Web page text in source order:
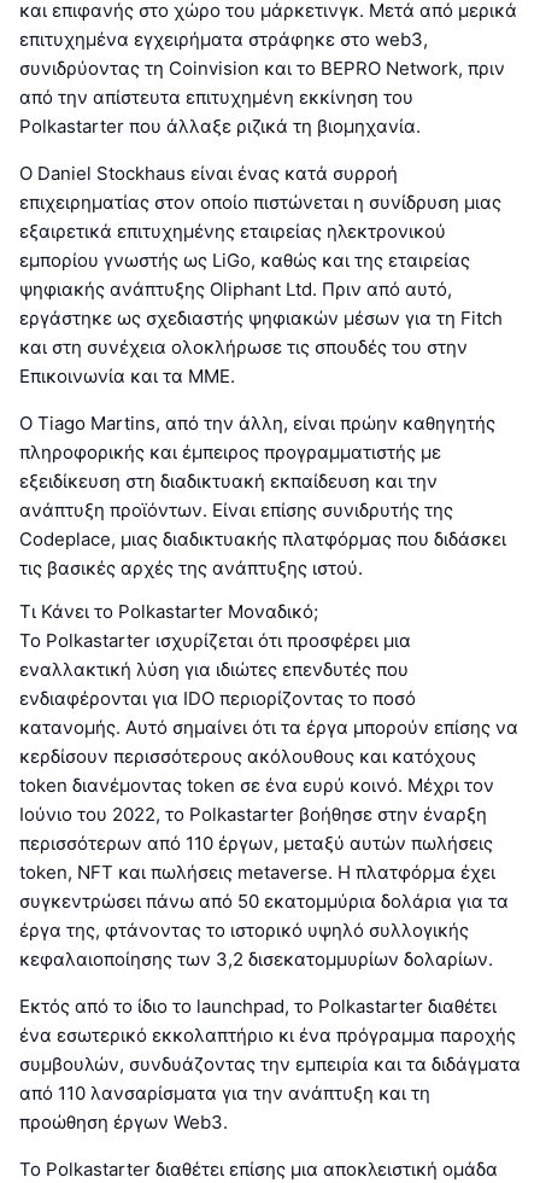
και επιφανής στο χώρο του μάρκετινγκ. Μετά από μερικά
επιτυχημένα εγχειρήματα στράφηκε στο web3,
συνιδρύοντας τη Coinvision και το BEPRO Network, πριν
από την απίστευτα επιτυχημένη εκκίνηση του
Polkastarter που άλλαξε ριζικά τη βιομηχανία.
Ο Daniel Stockhaus είναι ένας κατά συρροή
επιχειρηματίας στον οποίο πιστώνεται η συνίδρυση μιας
εξαιρετικά επιτυχημένης εταιρείας ηλεκτρονικού
εμπορίου γνωστής ως LiGo, καθώς και της εταιρείας
ψηφιακής ανάπτυξης Oliphant Ltd. Πριν από αυτό,
εργάστηκε ως σχεδιαστής ψηφιακών μέσων για τη Fitch
και στη συνέχεια ολοκλήρωσε τις σπουδές του στην
Επικοινωνία και τα ΜΜΕ.
Ο Tiago Martins, από την άλλη, είναι πρώην καθηγητής
πληροφορικής και έμπειρος προγραμματιστής με
εξειδίκευση στη διαδικτυακή εκπαίδευση και την
ανάπτυξη προϊόντων. Είναι επίσης συνιδρυτής της
Codeplace, μιας διαδικτυακής πλατφόρμας που διδάσκει
τις βασικές αρχές της ανάπτυξης ιστού.
Τι Κάνει το Polkastarter Μοναδικό;
Το Polkastarter ισχυρίζεται ότι προσφέρει μια
εναλλακτική λύση για ιδιώτες επενδυτές που
ενδιαφέρονται για IDO περιορίζοντας το ποσό
κατανομής. Αυτό σημαίνει ότι τα έργα μπορούν επίσης να
κερδίσουν περισσότερους ακόλουθους και κατόχους
token διανέμοντας token σε ένα ευρύ κοινό. Μέχρι τον
Ιούνιο του 2022, το Polkastarter βοήθησε στην έναρξη
περισσότερων από 110 έργων, μεταξύ αυτών πωλήσεις
token, NFT και πωλήσεις metaverse. Η πλατφόρμα έχει
συγκεντρώσει πάνω από 50 εκατομμύρια δολάρια για τα
έργα της, φτάνοντας το ιστορικό υψηλό συλλογικής
κεφαλαιοποίησης των 3,2 δισεκατομμυρίων δολαρίων.
Εκτός από το ίδιο το launchpad, το Polkastarter διαθέτει
ένα εσωτερικό εκκολαπτήριο κι ένα πρόγραμμα παροχής
συμβουλών, συνδυάζοντας την εμπειρία και τα διδάγματα
από 110 λανσαρίσματα για την ανάπτυξη και τη
προώθηση έργων Web3.
Το Polkastarter διαθέτει επίσης μια αποκλειστική ομάδα